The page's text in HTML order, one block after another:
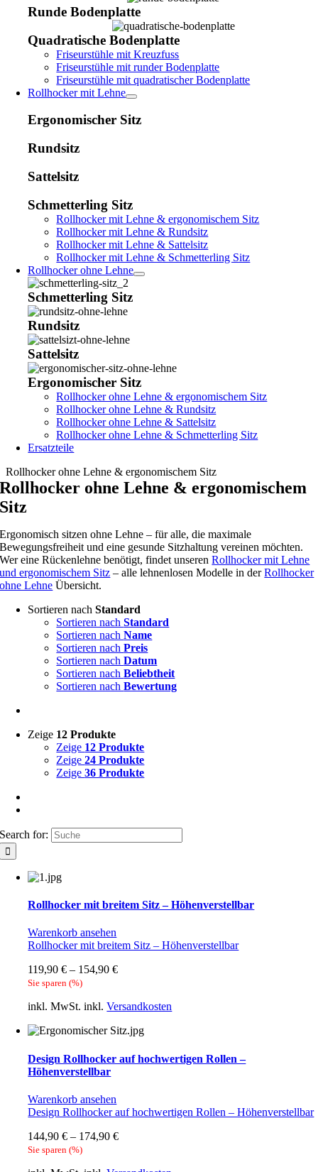
Runde Bodenplatte
Quadratische Bodenplatte
Friseurstühle mit Kreuzfuss
Friseurstühle mit runder Bodenplatte
Friseurstühle mit quadratischer Bodenplatte
Rollhocker mit Lehne
Ergonomischer Sitz
Rundsitz
Sattelsitz
Schmetterling Sitz
Rollhocker mit Lehne & ergonomischem Sitz
Rollhocker mit Lehne & Rundsitz
Rollhocker mit Lehne & Sattelsitz
Rollhocker mit Lehne & Schmetterling Sitz
Rollhocker ohne Lehne
Schmetterling Sitz
Rundsitz
Sattelsitz
Ergonomischer Sitz
Rollhocker ohne Lehne & ergonomischem Sitz
Rollhocker ohne Lehne & Rundsitz
Rollhocker ohne Lehne & Sattelsitz
Rollhocker ohne Lehne & Schmetterling Sitz
Ersatzteile
Rollhocker ohne Lehne & ergonomischem Sitz
Rollhocker ohne Lehne & ergonomischem
Sitz
Ergonomisch sitzen ohne Lehne – für alle, die maximale
Bewegungsfreiheit und eine gesunde Sitzhaltung vereinen möchten.
Wer eine Rückenlehne benötigt, findet unserenRollhocker mit Lehne
und ergonomischem Sitz – alle lehnenlosen Modelle in derRollhocker
ohne Lehne Übersicht.
Sortieren nachStandard
Sortieren nachStandard
Sortieren nachName
Sortieren nachPreis
Sortieren nachDatum
Sortieren nachBeliebtheit
Sortieren nachBewertung
Zeige 12 Produkte
Zeige 12 Produkte
Zeige24 Produkte
Zeige36 Produkte
Search for:
Rollhocker mit breitem Sitz – Höhenverstellbar
Warenkorb ansehen
Rollhocker mit breitem Sitz – Höhenverstellbar
119,90€ – 154,90€
Sie sparen(%)
inkl. MwSt. inkl.Versandkosten
Design Rollhocker auf hochwertigen Rollen –
Höhenverstellbar
Warenkorb ansehen
Design Rollhocker auf hochwertigen Rollen – Höhenverstellbar
144,90€ – 174,90€
Sie sparen(%)